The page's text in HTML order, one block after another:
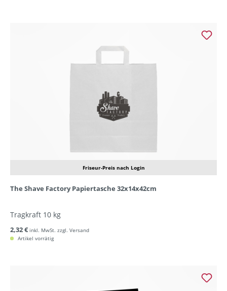
Friseur-Preis nach Login
The Shave Factory Papiertasche 32x14x42cm
Tragkraft 10 kg
2,32 € inkl. MwSt. zzgl. Versand
Artikel vorrätig